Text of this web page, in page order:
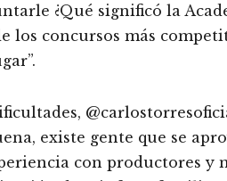
¿Qué significó la
los concursos más
existe gente que se
con productores y